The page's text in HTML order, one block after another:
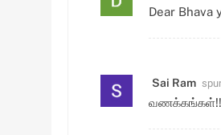
Dear Bhava
Sai Ram
வணக்கங்கள்!!